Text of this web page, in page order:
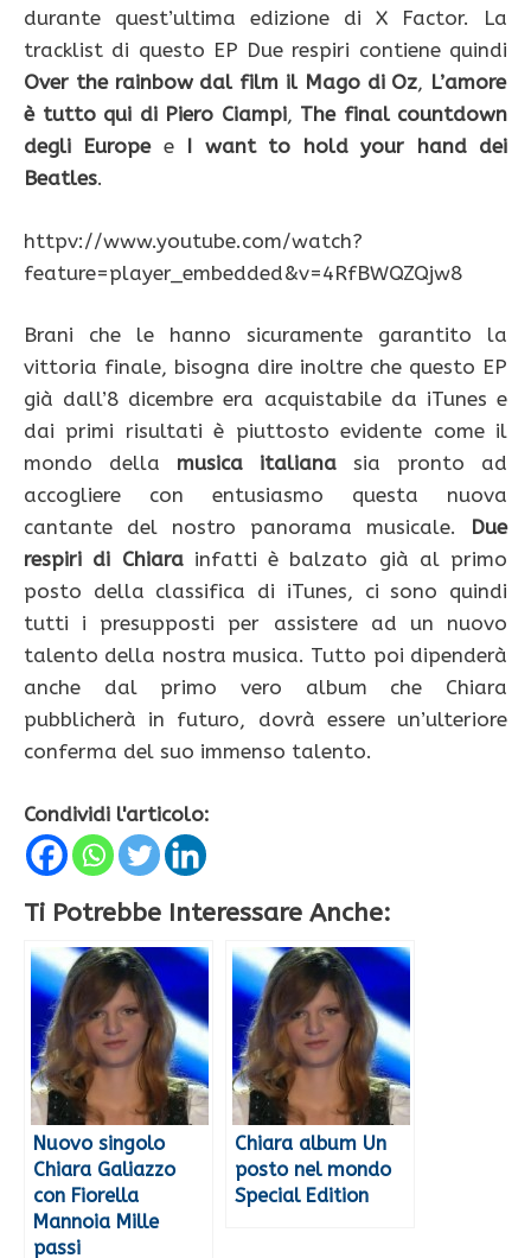
durante quest’ultima edizione di X Factor. La
tracklist di questo EP Due respiri contiene quindi
Over the rainbow dal film il Mago di Oz, L’amore
è tutto qui di Piero Ciampi, The final countdown
degli EuropeeI want to hold your hand dei
Beatles.
httpv://www.youtube.com/watch?
feature=player_embedded&v=4RfBWQZQjw8
Brani che le hanno sicuramente garantito la
vittoria finale, bisogna dire inoltre che questo EP
già dall’8 dicembre era acquistabile da iTunes e
dai primi risultati è piuttosto evidente come il
mondo della musica italiana sia pronto ad
accogliere con entusiasmo questa nuova
cantante del nostro panorama musicale. Due
respiri di Chiarainfatti è balzato già al primo
posto della classifica di iTunes, ci sono quindi
tutti i presupposti per assistere ad un nuovo
talento della nostra musica. Tutto poi dipenderà
anche dal primo vero album che Chiara
pubblicherà in futuro, dovrà essere un’ulteriore
conferma del suo immenso talento.
Condividi l'articolo:
Ti Potrebbe Interessare Anche:
Nuovo singolo
Chiara Galiazzo
con Fiorella
Mannoia Mille
passi
Chiara album Un
posto nel mondo
Special Edition